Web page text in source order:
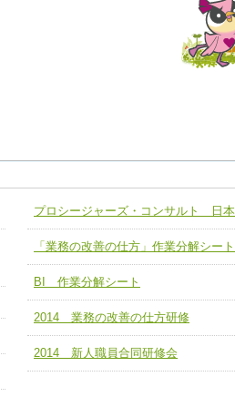
ユニット４ 専門能力拡大・向上
各職種のスキルを拡大・向上させ、新
人材養成のためのマネジメントおよび
チーム14【苦情・クレーム・暴力対
チーム15【人材養成エキスパートチー
チーム18【造血幹細胞移植チーム】
プロシージャーズ・コンサルト 日
「業務の改善の仕方」作業分解シート
BI 作業分解シート
2014 業務の改善の仕方研修
2014 新人職員合同研修会